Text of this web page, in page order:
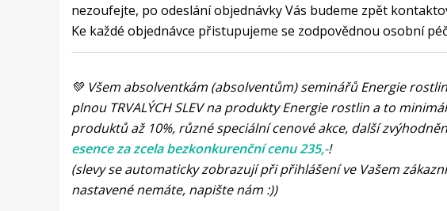
nezoufejte, po odeslání objednávky Vás budeme zpět
Ke každé objednávce přistupujeme se zodpovědnou osobní
💚 Všem absolventkám (absolventům) seminářů Energie
plnou TRVALÝCH SLEV na produkty Energie rostlin a to
produktů až 10%, různé speciální cenové akce, další
esence za zcela bezkonkurenční cenu 235,-!
(slevy se automaticky zobrazují při přihlášení ve Vašem
nastavené nemáte, napište nám :))